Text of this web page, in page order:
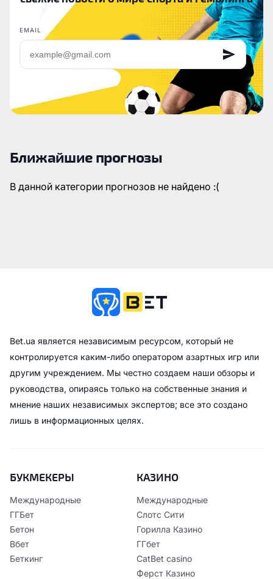
EMAIL
Ближайшие прогнозы
В данной категории прогнозов не найдено :(
Bet.ua является независимым ресурсом, который не
контролируется каким-либо оператором азартных игр или
другим учреждением. Мы честно создаем наши обзоры и
руководства, опираясь только на собственные знания и
мнение наших независимых экспертов; все это создано
лишь в информационных целях.
БУКМЕКЕРЫ
Международные
ГГБет
Бетон
Вбет
Беткинг
КАЗИНО
Международные
Слотс Сити
Горилла Казино
ГГбет
CatBet casino
Ферст Казино